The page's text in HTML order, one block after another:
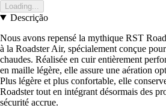
Loading...
Descrição
Nous avons repensé la mythique RST
à la Roadster Air, spécialement conçue
chaudes. Réalisée en cuir entièrement
en maille légère, elle assure une aération
Plus légère et plus confortable, elle
Roadster tout en intégrant désormais des
sécurité accrue.